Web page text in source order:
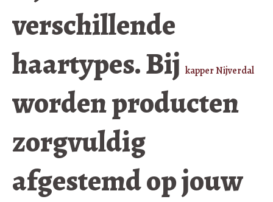
verschillende
haartypes. Bij kapper Nijverdal
worden producten
zorgvuldig
afgestemd op jouw